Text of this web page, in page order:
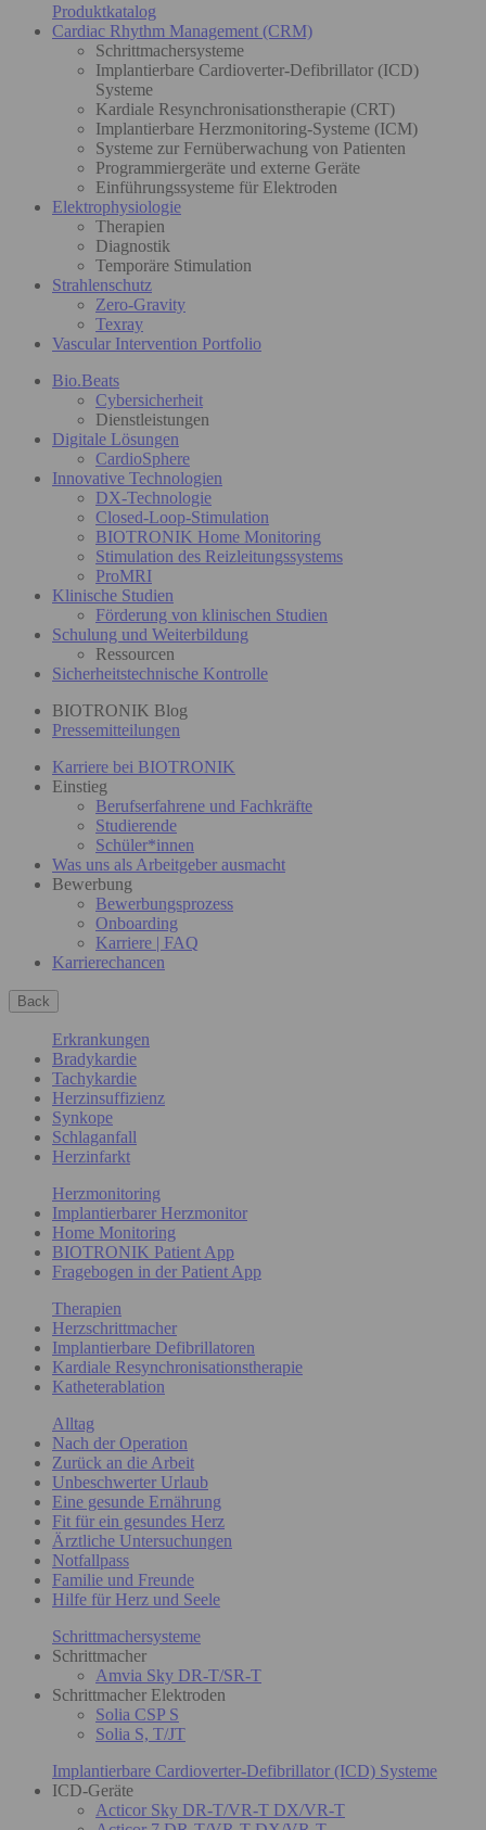
Produktkatalog
Cardiac Rhythm Management (CRM)
Schrittmachersysteme
Implantierbare Cardioverter-Defibrillator (ICD)
Systeme
Kardiale Resynchronisationstherapie (CRT)
Implantierbare Herzmonitoring-Systeme (ICM)
Systeme zur Fernüberwachung von Patienten
Programmiergeräte und externe Geräte
Einführungssysteme für Elektroden
Elektrophysiologie
Therapien
Diagnostik
Temporäre Stimulation
Strahlenschutz
Zero-Gravity
Texray
Vascular Intervention Portfolio
Bio.Beats
Cybersicherheit
Dienstleistungen
Digitale Lösungen
CardioSphere
Innovative Technologien
DX-Technologie
Closed-Loop-Stimulation
BIOTRONIK Home Monitoring
Stimulation des Reizleitungssystems
ProMRI
Klinische Studien
Förderung von klinischen Studien
Schulung und Weiterbildung
Ressourcen
Sicherheitstechnische Kontrolle
BIOTRONIK Blog
Pressemitteilungen
Karriere bei BIOTRONIK
Einstieg
Berufserfahrene und Fachkräfte
Studierende
Schüler*innen
Was uns als Arbeitgeber ausmacht
Bewerbung
Bewerbungsprozess
Onboarding
Karriere | FAQ
Karrierechancen
Back
Erkrankungen
Bradykardie
Tachykardie
Herzinsuffizienz
Synkope
Schlaganfall
Herzinfarkt
Herzmonitoring
Implantierbarer Herzmonitor
Home Monitoring
BIOTRONIK Patient App
Fragebogen in der Patient App
Therapien
Herzschrittmacher
Implantierbare Defibrillatoren
Kardiale Resynchronisationstherapie
Katheterablation
Alltag
Nach der Operation
Zurück an die Arbeit
Unbeschwerter Urlaub
Eine gesunde Ernährung
Fit für ein gesundes Herz
Ärztliche Untersuchungen
Notfallpass
Familie und Freunde
Hilfe für Herz und Seele
Schrittmachersysteme
Schrittmacher
Amvia Sky DR-T/SR-T
Schrittmacher Elektroden
Solia CSP S
Solia S, T/JT
Implantierbare Cardioverter-Defibrillator (ICD) Systeme
ICD-Geräte
Acticor Sky DR-T/VR-T DX/VR-T